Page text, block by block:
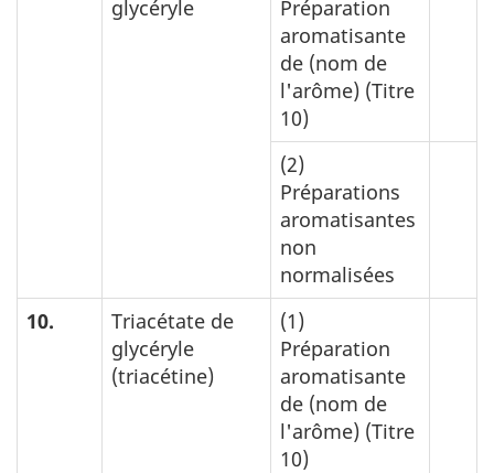
glycéryle
Préparation
aromatisante
de (nom de
l'arôme) (Titre
10)
(2)
Préparations
aromatisantes
non
normalisées
10.
Triacétate de
glycéryle
(triacétine)
(1)
Préparation
aromatisante
de (nom de
l'arôme) (Titre
10)